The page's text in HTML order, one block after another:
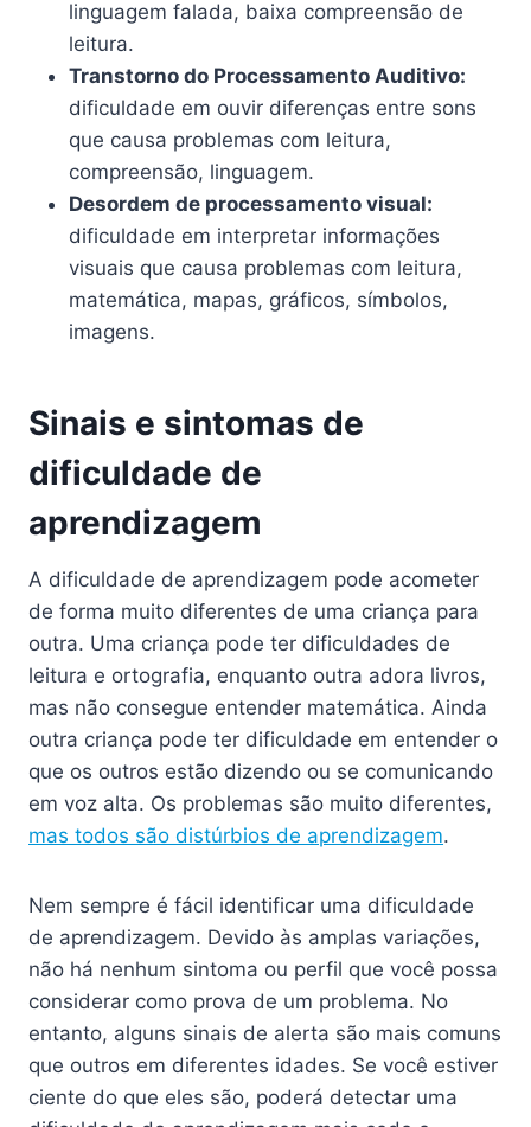
linguagem falada, baixa compreensão de
leitura.
Transtorno do Processamento Auditivo:
dificuldade em ouvir diferenças entre sons
que causa problemas com leitura,
compreensão, linguagem.
Desordem de processamento visual:
dificuldade em interpretar informações
visuais que causa problemas com leitura,
matemática, mapas, gráficos, símbolos,
imagens.
Sinais e sintomas de
dificuldade de
aprendizagem
A dificuldade de aprendizagem pode acometer
de forma muito diferentes de uma criança para
outra. Uma criança pode ter dificuldades de
leitura e ortografia, enquanto outra adora livros,
mas não consegue entender matemática. Ainda
outra criança pode ter dificuldade em entender o
que os outros estão dizendo ou se comunicando
em voz alta. Os problemas são muito diferentes,
mas todos são distúrbios de aprendizagem.
Nem sempre é fácil identificar uma dificuldade
de aprendizagem. Devido às amplas variações,
não há nenhum sintoma ou perfil que você possa
considerar como prova de um problema. No
entanto, alguns sinais de alerta são mais comuns
que outros em diferentes idades. Se você estiver
ciente do que eles são, poderá detectar uma